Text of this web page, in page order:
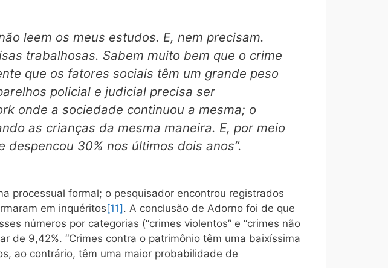
leem os meus estudos. E, nem precisam.
trabalhosas. Sabem muito bem que o crime
que os fatores sociais têm um grande peso
policial e judicial precisa ser
onde a sociedade continuou a mesma; o
as crianças da mesma maneira. E, por meio
30% nos últimos dois anos”.
processual formal; o pesquisador encontrou registrados
em inquéritos[11]. A conclusão de Adorno foi de que
números por categorias (“crimes violentos” e “crimes não
de 9,42%. “Crimes contra o patrimônio têm uma baixíssima
ao contrário, têm uma maior probabilidade de